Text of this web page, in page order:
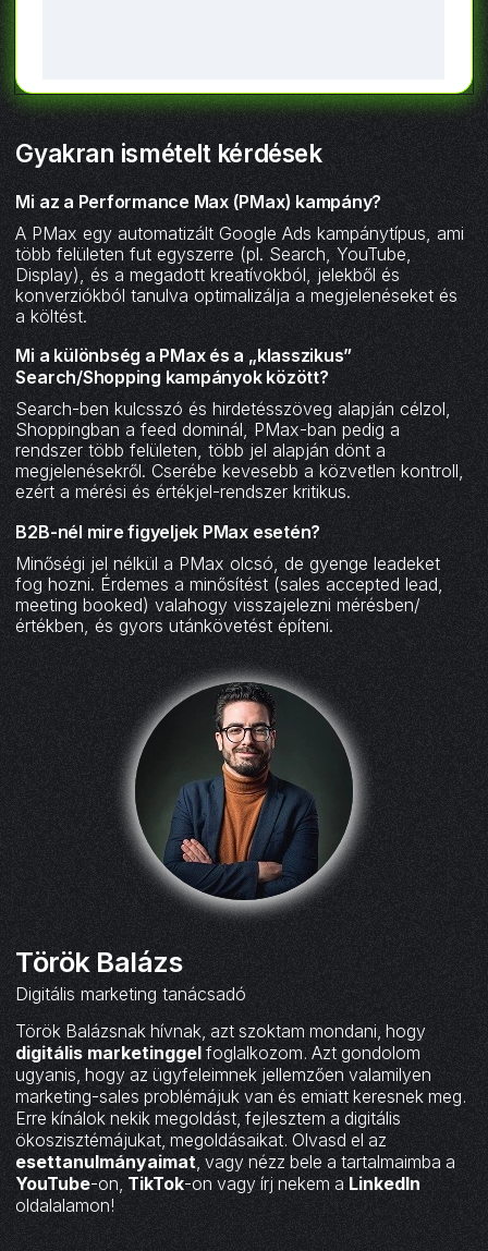
Gyakran ismételt kérdések
Mi az a Performance Max (PMax) kampány?
A PMax egy automatizált Google Ads kampánytípus, ami
több felületen fut egyszerre (pl. Search, YouTube,
Display), és a megadott kreatívokból, jelekből és
konverziókból tanulva optimalizálja a megjelenéseket és
a költést.
Mi a különbség a PMax és a „klasszikus”
Search/Shopping kampányok között?
Search-ben kulcsszó és hirdetésszöveg alapján célzol,
Shoppingban a feed dominál, PMax-ban pedig a
rendszer több felületen, több jel alapján dönt a
megjelenésekről. Cserébe kevesebb a közvetlen kontroll,
ezért a mérési és értékjel-rendszer kritikus.
B2B-nél mire figyeljek PMax esetén?
Minőségi jel nélkül a PMax olcsó, de gyenge leadeket
fog hozni. Érdemes a minősítést (sales accepted lead,
meeting booked) valahogy visszajelezni mérésben/
értékben, és gyors utánkövetést építeni.
Török Balázs
Digitális marketing tanácsadó
Török Balázsnak hívnak, azt szoktam mondani, hogy
digitális marketinggel foglalkozom. Azt gondolom
ugyanis, hogy az ügyfeleimnek jellemzően valamilyen
marketing-sales problémájuk van és emiatt keresnek meg.
Erre kínálok nekik megoldást, fejlesztem a digitális
ökoszisztémájukat, megoldásaikat. Olvasd el az
esettanulmányaimat, vagy nézz bele a tartalmaimba a
YouTube-on, TikTok-on vagy írj nekem a LinkedIn
oldalalamon!